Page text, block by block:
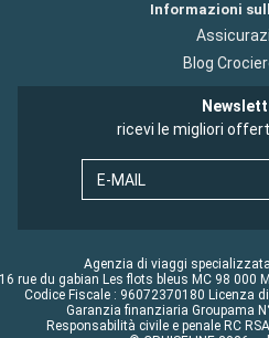
Informazioni
Blog
ricevi le migliori
E-MAIL
Agenzia di viaggi specializzata
16 rue du gabian Les flots bleus MC 98 000
Codice Fiscale : 96072370180 Licenza
Garanzia finanziaria Groupama
Responsabilità civile e penale RC